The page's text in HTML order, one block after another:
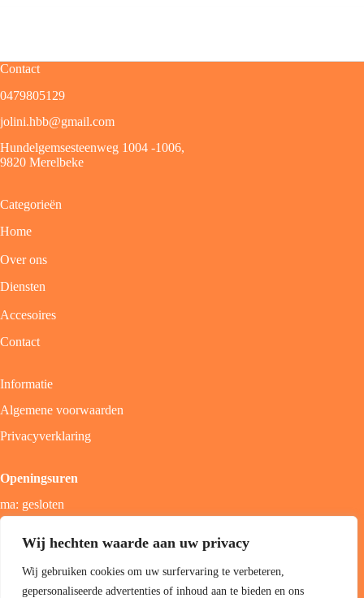
Wij hechten waarde aan uw privacy
Wij gebruiken cookies om uw surfervaring te verbeteren,
gepersonaliseerde advertenties of inhoud aan te bieden en ons
Contact
0479805129
jolini.hbb@gmail.com
Hundelgemsesteenweg 1004 -1006,
9820 Merelbeke
Categorieën
Home
Over ons
Diensten
Accesoires
Contact
Informatie
Algemene voorwaarden
Privacyverklaring
Openingsuren
ma: gesloten
zon; gesloten